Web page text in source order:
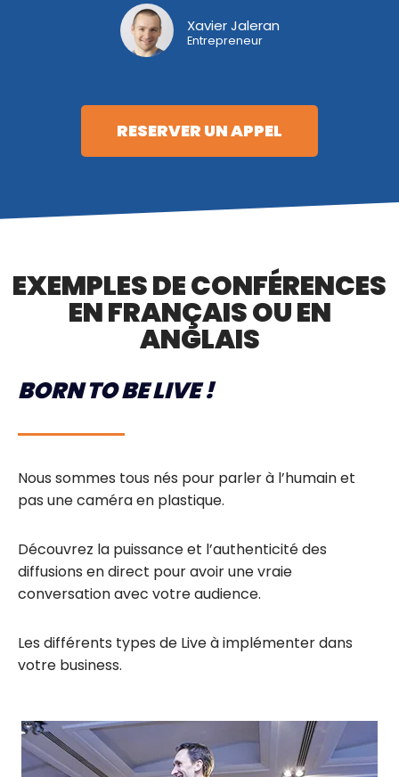
Xavier Jaleran
Entrepreneur
RESERVER UN APPEL
EXEMPLES DE CONFÉRENCES
EN FRANÇAIS OU EN
ANGLAIS
BORN TO BE LIVE !
Nous sommes tous nés pour parler à l’humain et
pas une caméra en plastique.
Découvrez la puissance et l’authenticité des
diffusions en direct pour avoir une vraie
conversation avec votre audience.
Les différents types de Live à implémenter dans
votre business.